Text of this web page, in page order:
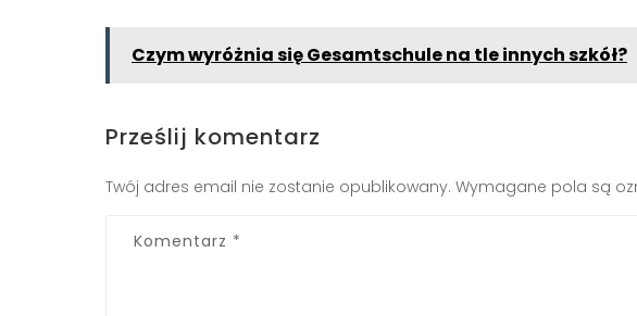
Czym wyróżnia się Gesamtschule na tle innych szkół?
Prześlij komentarz
Twój adres email nie zostanie opublikowany. Wymagane pola są